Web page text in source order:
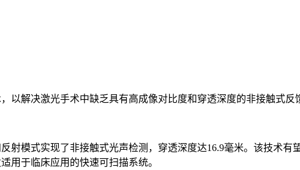
以解决激光手术中缺乏具有高成像对比度和穿透深度的非接触式反
射模式实现了非接触式光声检测，穿透深度达16.9毫米。该技术
用于临床应用的快速可扫描系统。